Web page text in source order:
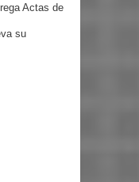
Actas de
su